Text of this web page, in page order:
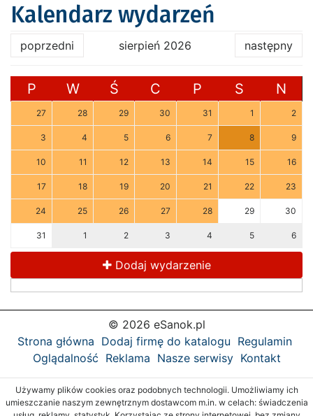
Kalendarz wydarzeń
poprzedni sierpień 2026 następny
P W Ś C P S N
27 28 29 30 31 1 2
3 4 5 6 7 8 9
10 11 12 13 14 15 16
17 18 19 20 21 22 23
24 25 26 27 28 29 30
31 1 2 3 4 5 6
Dodaj wydarzenie
© 2026 eSanok.pl
Strona główna Dodaj firmę do katalogu Regulamin
Oglądalność Reklama Nasze serwisy Kontakt
Używamy plików cookies oraz podobnych technologii. Umożliwiamy ich
umieszczanie naszym zewnętrznym dostawcom m.in. w celach: świadczenia